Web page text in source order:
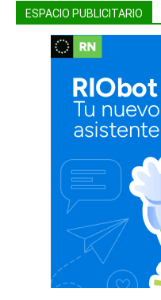
ESPACIO PUBLICITARIO